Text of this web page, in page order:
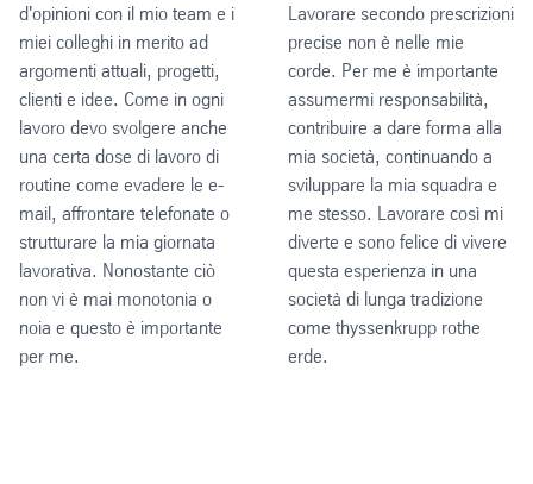
d'opinioni con il mio team e i
miei colleghi in merito ad
argomenti attuali, progetti,
clienti e idee. Come in ogni
lavoro devo svolgere anche
una certa dose di lavoro di
routine come evadere le e-
mail, affrontare telefonate o
strutturare la mia giornata
lavorativa. Nonostante ciò
non vi è mai monotonia o
noia e questo è importante
per me.
Lavorare secondo prescrizioni
precise non è nelle mie
corde. Per me è importante
assumermi responsabilità,
contribuire a dare forma alla
mia società, continuando a
sviluppare la mia squadra e
me stesso. Lavorare così mi
diverte e sono felice di vivere
questa esperienza in una
società di lunga tradizione
come thyssenkrupp rothe
erde.